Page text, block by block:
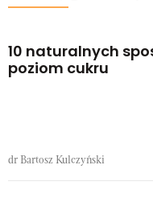
10 naturalnych
poziom cukru
dr Bartosz Kulczyński